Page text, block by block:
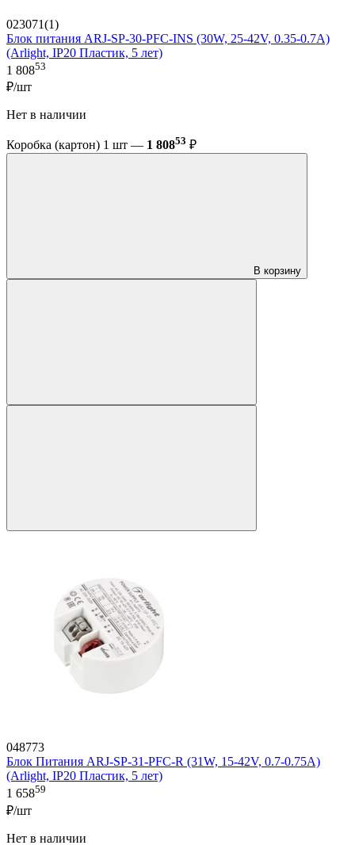
023071(1)
Блок питания ARJ-SP-30-PFC-INS (30W, 25-42V, 0.35-0.7A)
(Arlight, IP20 Пластик, 5 лет)
1 80853
₽/шт
Нет в наличии
Коробка (картон) 1 шт — 1 80853 ₽
В корзину
048773
Блок Питания ARJ-SP-31-PFC-R (31W, 15-42V, 0.7-0.75A)
(Arlight, IP20 Пластик, 5 лет)
1 65859
₽/шт
Нет в наличии